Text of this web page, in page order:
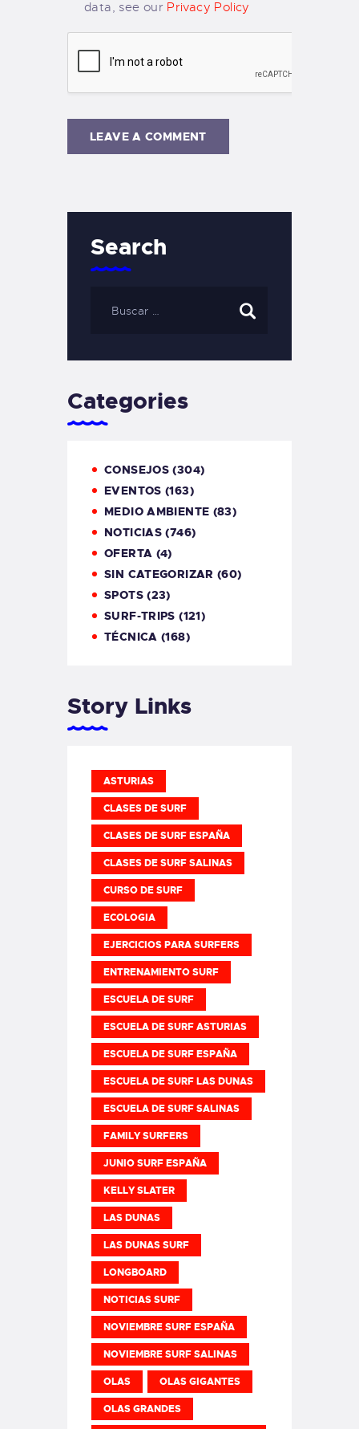
data, see our Privacy Policy
Search
Categories
CONSEJOS (304)
EVENTOS (163)
MEDIO AMBIENTE (83)
NOTICIAS (746)
OFERTA (4)
SIN CATEGORIZAR (60)
SPOTS(23)
SURF-TRIPS (121)
TÉCNICA (168)
Story Links
ASTURIAS
CLASES DE SURF
CLASES DE SURF ESPAÑA
CLASES DE SURF SALINAS
CURSO DE SURF
ECOLOGIA
EJERCICIOS PARA SURFERS
ENTRENAMIENTO SURF
ESCUELA DE SURF
ESCUELA DE SURF ASTURIAS
ESCUELA DE SURF ESPAÑA
ESCUELA DE SURF LAS DUNAS
ESCUELA DE SURF SALINAS
FAMILY SURFERS
JUNIO SURF ESPAÑA
KELLY SLATER
LAS DUNAS
LAS DUNAS SURF
LONGBOARD
NOTICIAS SURF
NOVIEMBRE SURF ESPAÑA
NOVIEMBRE SURF SALINAS
OLAS OLAS GIGANTES
OLAS GRANDES